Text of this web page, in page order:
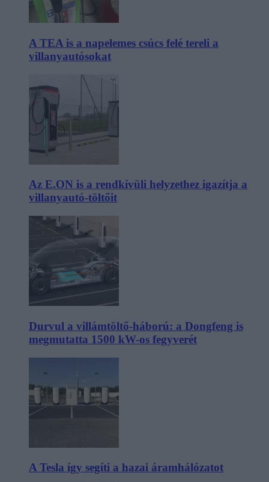
A TEA is a napelemes csúcs felé tereli a
villanyautósokat
Az E.ON is a rendkívüli helyzethez igazítja a
villanyautó-töltőit
Durvul a villámtöltő-háború: a Dongfeng is
megmutatta 1500 kW-os fegyverét
A Tesla így segíti a hazai áramhálózatot